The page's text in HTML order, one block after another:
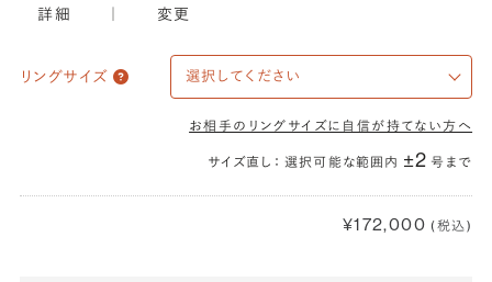
詳細 変更
リングサイズ
お相手のリングサイズに自信が持てない方へ
サイズ直し： 選択可能な範囲内 ±2 号まで
¥172,000 (税込)